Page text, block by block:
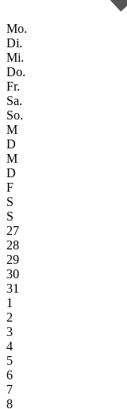
Mo.
Di.
Mi.
Do.
Fr.
Sa.
So.
M
D
M
D
F
S
S
27
28
29
30
31
1
2
3
4
5
6
7
8